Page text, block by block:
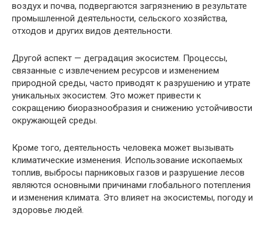
воздух и почва, подвергаются загрязнению в результате
промышленной деятельности, сельского хозяйства,
отходов и других видов деятельности.
Другой аспект — деградация экосистем. Процессы,
связанные с извлечением ресурсов и изменением
природной среды, часто приводят к разрушению и утрате
уникальных экосистем. Это может привести к
сокращению биоразнообразия и снижению устойчивости
окружающей среды.
Кроме того, деятельность человека может вызывать
климатические изменения. Использование ископаемых
топлив, выбросы парниковых газов и разрушение лесов
являются основными причинами глобального потепления
и изменения климата. Это влияет на экосистемы, погоду и
здоровье людей.